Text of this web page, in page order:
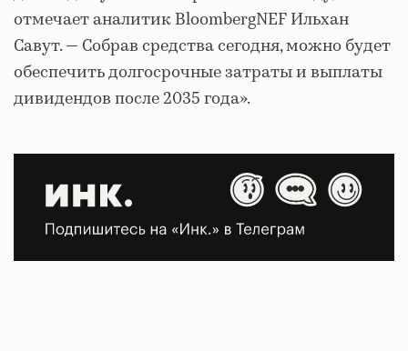
отмечает аналитик BloombergNEF Ильхан
Савут. — Собрав средства сегодня, можно будет
обеспечить долгосрочные затраты и выплаты
дивидендов после 2035 года».